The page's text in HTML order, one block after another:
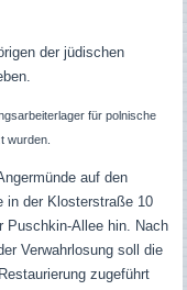
der jüdischen
für polnische
wurden.
auf den
in der Klosterstraße 10
Puschkin-Allee hin. Nach
Verwahrlosung soll die
zugeführt